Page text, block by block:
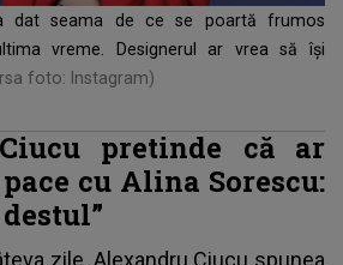
dat seama de ce se poartă frumos
vreme. Designerul ar vrea să își
foto: Instagram)
pretinde că ar
cu Alina Sorescu:
zile, Alexandru Ciucu spunea